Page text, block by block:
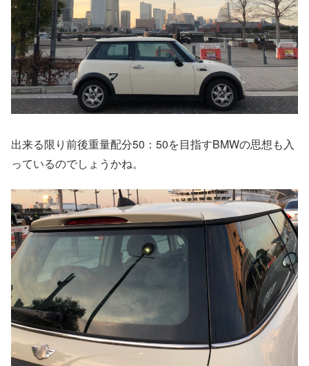
出来る限り前後重量配分50：50を目指すBMWの思想も入
っているのでしょうかね。